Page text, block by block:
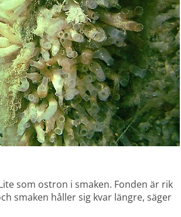
som ostron i smaken. Fonden är rik
smaken håller sig kvar längre, säger